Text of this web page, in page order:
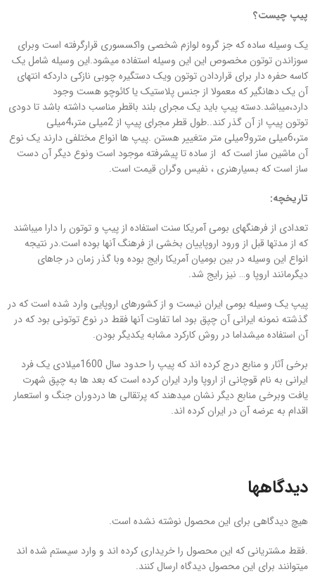
پیپ چیست؟
یک وسیله ساده که جز گروه لوازم شخصی واکسسوری قرارگرفته است وبرای
سوزاندن توتون مخصوص این این وسیله استفاده میشود.این وسیله شامل یک
کاسه حفره دار برای قراردادن توتون ویک دستگیره چوبی نازکی داردکه انتهای
آن یک دهانگیر که معمولا از جنس پلاستیک یا کائوچو هست وجود
دارد،میباشد.دسته پیپ باید یک مجرای بلند باقطر مناسب داشته باشد تا دودی
توتون پیپ از آن گذر کند..طول قطر مجرای پیپ از 2میلی متر،4میلی
متر،6میلی مترو9میلی متر متغییر هستن .پیپ ها انواع مختلفی دارند یک نوع
آن ماشین ساز است که از ساده تا پیشرفته موجود است ونوع دیگر آن دست
ساز است که بسیارهنری ، نفیس وگران قیمت است.
تاریخچه:
تعدادی از فرهنگهای بومی آمریکا سنت استفاده از پیپ و توتون را دارا میباشند
که از مدتها قبل از ورود اروپاییان بخشی از فرهنگ آنها بوده است.در نتیجه
انواع این وسیله در بین بومیان آمریکا رایج بوده وبا گذر زمان در جاهای
دیگرمانند اروپا و… نیز رایج شد.
پیپ یک وسیله بومی ایران نیست و از کشورهای اروپایی وارد شده است که در
گذشته نمونه ایرانی آن چپق بود اما تفاوت آنها فقط در نوع توتونی بود که در
آن استفاده میشداما در روش کارکرد مشابه یکدیگر بودن.
برخی آثار و منابع درج کرده اند که پیپ را حدود سال 1600میلادی یک فرد
ایرانی به نام قوچانی از اروپا وارد ایران کرده است که بعد ها به چپق شهرت
یافت وبرخی منابع دیگر نشان میدهند که پرتقالی ها دردوران جنگ و استعمار
اقدام به عرضه آن در ایران کرده اند.
دیدگاهها
هیچ دیدگاهی برای این محصول نوشته نشده است.
.فقط مشتریانی که این محصول را خریداری کرده اند و وارد سیستم شده اند
میتوانند برای این محصول دیدگاه ارسال کنند.